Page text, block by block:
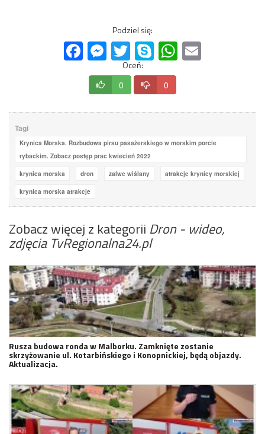
Podziel się:
FacebookMessenger
Twitter Skype WhatsApp
Oceń:
0 0
Tagi
Krynica Morska. Rozbudowa pirsu pasażerskiego w morskim porcie
rybackim. Zobacz postęp prac kwiecień 2022
krynica morska dron zalwe wiślany atrakcje krynicy morskiej
krynica morska atrakcje
Zobacz więcej z kategorii Dron - wideo,
zdjęcia TvRegionalna24.pl
Rusza budowa ronda w Malborku. Zamknięte zostanie
skrzyżowanie ul. Kotarbińskiego i Konopnickiej, będą objazdy.
Aktualizacja.